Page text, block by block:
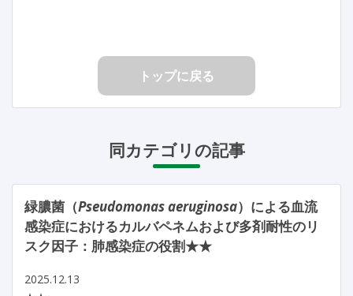
トップに戻る
同カテゴリの記事
緑膿菌（Pseudomonas aeruginosa）による血流
感染症におけるカルバペネムおよび多剤耐性のリ
スク因子：肺感染症の役割★★
2025.12.13